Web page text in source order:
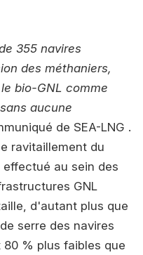
355 navires
des méthaniers,
bio-GNL comme
aucune
de SEA-LNG .
ravitaillement du
au sein des
GNL
d'autant plus que
serre des navires
% plus faibles que